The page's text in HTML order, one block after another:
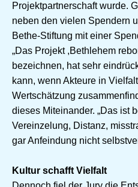
Projektpartnerschaft wurde.
neben den vielen Spendern
Bethe-Stiftung mit einer
„Das Projekt ,Bethlehem
bezeichnen, hat sehr
kann, wenn Akteure in
Wertschätzung
dieses Miteinander. „Das ist
Vereinzelung, Distanz,
gar Anfeindung nicht
Kultur schafft Vielfalt